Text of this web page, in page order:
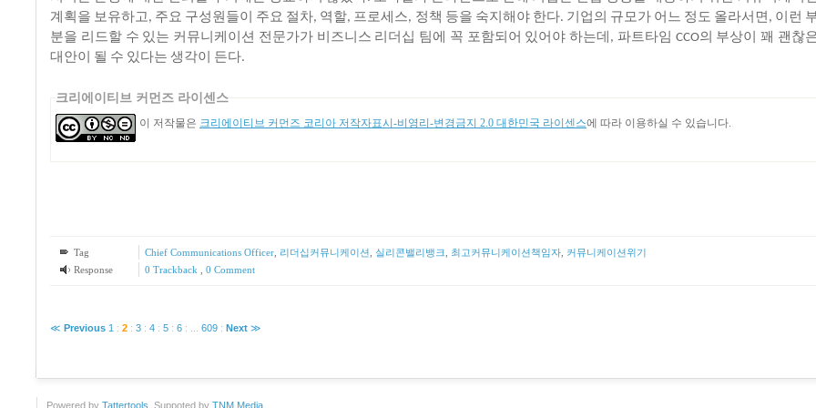
계획을 보유하고, 주요 구성원들이 주요 절차, 역할, 프로세스, 정책 등을 숙지해야 한다. 기업의 규모가 어느 정도 올라서면 , 이런
분을 리드할 수 있는 커뮤니케이션 전문가가 비즈니스 리더십 팀에 꼭 포함되어 있어야 하는데 , 파트타임 CCO의 부상이 꽤 괜찮
대안이
될 수 있다는 생각이 든다.
크리에이티브 커먼즈 라이센스
이 저작물은 크리에이티브 커먼즈 코리아 저작자표시-비영리-변경금지 2.0 대한민국 라이센스에 따라 이용하실 수 있습니다.
Tag Chief Communications Officer, 리더십커뮤니케이션 실리콘밸리뱅크 최고커뮤니케이션책임자, 커뮤니케이션위기
Response
0 Trackback 0 Comment
≪ Previous 1 : 2 : 3 : 4 : 5 : 6 : 609 : Next ≫
Powered by Tattertools . Suppoted by TNM Media